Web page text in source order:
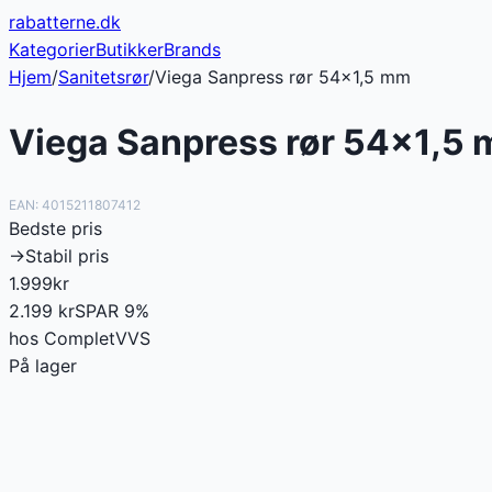
rabatterne.dk
KategorierButikkerBrands
Hjem/Sanitetsrør/Viega Sanpress rør 54x1,5 mm
Viega Sanpress rør 54x1,5
EAN: 4015211807412
Bedste pris
→Stabil pris
1.999kr
2.199 krSPAR 9%
hos CompletVVS
På lager